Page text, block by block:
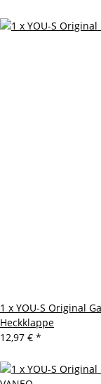
1 x YOU-S Original
Heckklappe
12,97 € *